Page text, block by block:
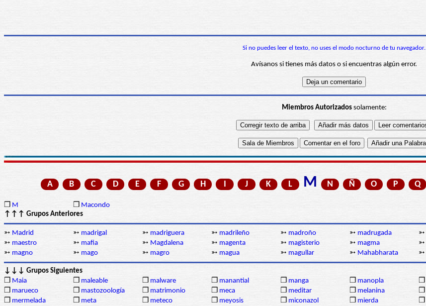
Si no puedes leer el texto, no uses el modo nocturno de tu navegador.
Avísanos si tienes más datos o si encuentras algún error.
Miembros Autorizadossolamente:
A B C D E F G H I J K L M N Ñ O P Q
❒ M ❒ Macondo
↑↑↑ Grupos Anteriores
➳ Madrid ➳ madrigal ➳ madriguera ➳ madrileño ➳ madroño ➳ madrugada ➳
➳ maestro ➳ mafia ➳ Magdalena ➳ magenta ➳ magisterio ➳ magma ➳
➳ magno ➳ mago ➳ magro ➳ magua ➳ magullar ➳ Mahabharata ➳
↓↓↓ Grupos Siguientes
❒ Maia ❒ maleable ❒ malware ❒ manantial ❒ manga ❒ manopla ❒
❒ marueco ❒ mastozoología ❒ matrimonio ❒ meca ❒ meditar ❒ melanina ❒
❒ mermelada ❒ meta ❒ meteco ❒ meyosis ❒ miconazol ❒ mierda ❒